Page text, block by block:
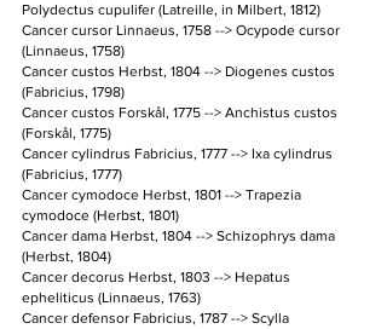
Polydectus cupulifer (Latreille, in Milbert, 1812)
Cancer cursor Linnaeus, 1758 --> Ocypode cursor
(Linnaeus, 1758)
Cancer custos Herbst, 1804 --> Diogenes custos
(Fabricius, 1798)
Cancer custos Forskål, 1775 --> Anchistus custos
(Forskål, 1775)
Cancer cylindrus Fabricius, 1777 --> Ixa cylindrus
(Fabricius, 1777)
Cancer cymodoce Herbst, 1801 --> Trapezia
cymodoce (Herbst, 1801)
Cancer dama Herbst, 1804 --> Schizophrys dama
(Herbst, 1804)
Cancer decorus Herbst, 1803 --> Hepatus
epheliticus (Linnaeus, 1763)
Cancer defensor Fabricius, 1787 --> Scylla